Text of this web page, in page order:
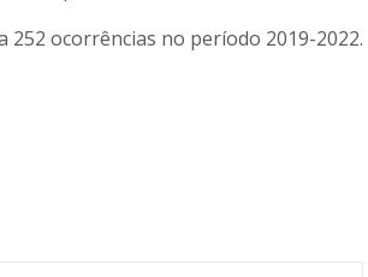
252 ocorrências no período 2019-2022.